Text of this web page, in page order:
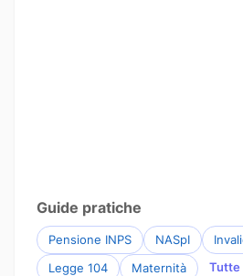
Guide pratiche
Pensione INPS NASpI
Legge 104
Maternità Tutte